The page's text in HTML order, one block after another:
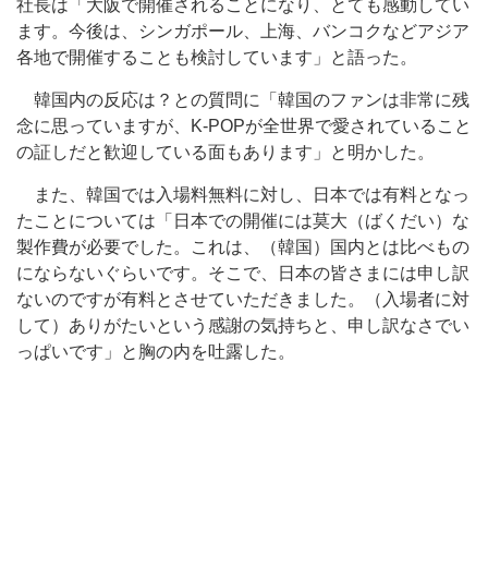
社長は「大阪で開催されることになり、とても感動してい
ます。今後は、シンガポール、上海、バンコクなどアジア
各地で開催することも検討しています」と語った。
韓国内の反応は？との質問に「韓国のファンは非常に残
念に思っていますが、K-POPが全世界で愛されていること
の証しだと歓迎している面もあります」と明かした。
また、韓国では入場料無料に対し、日本では有料となっ
たことについては「日本での開催には莫大（ばくだい）な
製作費が必要でした。これは、（韓国）国内とは比べもの
にならないぐらいです。そこで、日本の皆さまには申し訳
ないのですが有料とさせていただきました。（入場者に対
して）ありがたいという感謝の気持ちと、申し訳なさでい
っぱいです」と胸の内を吐露した。